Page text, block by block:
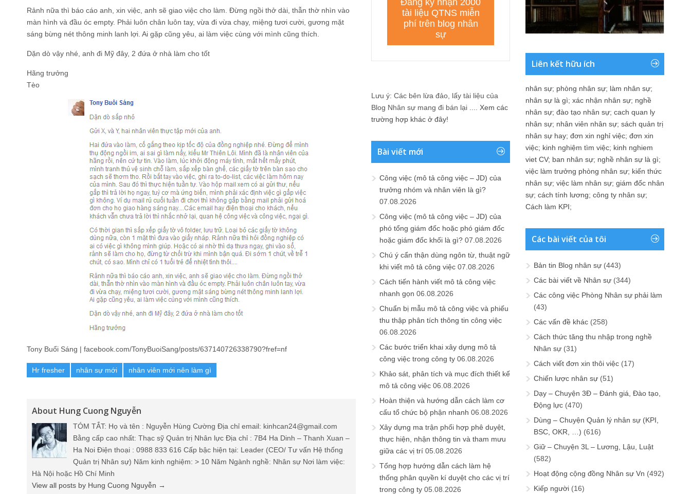
Rảnh nữa thì báo cáo anh, xin việc, anh sẽ giao việc cho làm. Đừng ngồi thở dài, thẫn thờ nhìn vào
màn hình và đầu óc empty. Phải luôn chân luôn tay, vừa đi vừa chạy, miệng tươi cười, gương mặt
sáng bừng nét thông minh lanh lợi. Ai gặp cũng yêu, ai làm việc cùng với mình cũng thích.
Dặn dò vậy nhé, anh đi Mỹ đây, 2 đứa ở nhà làm cho tốt
Hãng trưởng
Tèo
Tony Buổi Sáng | facebook.com/TonyBuoiSang/posts/637140726338790?fref=nf
Hr fresher nhân sự mới nhân viên mới nên làm gì
About Hung Cuong Nguyễn
TÓM TẮT: Họ và tên : Nguyễn Hùng Cường Địa chỉ email: kinhcan24@gmail.com
Bằng cấp cao nhất: Thạc sỹ Quản trị Nhân lực Địa chỉ : 7B4 Ha Dinh – Thanh Xuan –
Ha Noi Điện thoại : 0988 833 616 Cấp bậc hiện tại: Leader (CEO/ Tư vấn Hệ thống
Quản trị Nhân sự) Năm kinh nghiệm: > 10 Năm Ngành nghề: Nhân sự Nơi làm việc:
Hà Nội hoặc Hồ Chí Minh
View all posts by Hung Cuong Nguyễn →
Lưu ý: Các bên lừa đảo, lấy tài liệu của
Blog Nhân sự mang đi bán lại .... Xem các
trường hợp khác ở đây!
Bài viết mới
Công việc (mô tả công việc – JD) của
trưởng nhóm và nhân viên là gì?
07.08.2026
Công việc (mô tả công việc – JD) của
phó tổng giám đốc hoặc phó giám đốc
hoặc giám đốc khối là gì? 07.08.2026
Chú ý cẩn thận dùng ngôn từ, thuật ngữ
khi viết mô tả công việc 07.08.2026
Cách tiến hành viết mô tả công việc
nhanh gọn 06.08.2026
Chuẩn bị mẫu mô tả công việc và phiếu
thu thập phân tích thông tin công việc
06.08.2026
Các bước triển khai xây dựng mô tả
công việc trong công ty 06.08.2026
Khảo sát, phân tích và mục đích thiết kế
mô tả công việc 06.08.2026
Hoàn thiện và hướng dẫn cách làm cơ
cấu tổ chức bộ phận nhanh 06.08.2026
Xây dựng ma trận phối hợp phê duyệt,
thực hiện, nhận thông tin và tham mưu
giữa các vị trí 05.08.2026
Tổng hợp hướng dẫn cách làm hệ
thống phân quyền kí duyệt cho các vị trí
trong công ty 05.08.2026
Liên kết hữu ích
nhân sự; phòng nhân sự; làm nhân sự;
nhân sự là gì; xác nhận nhân sự; nghề
nhân sự; đào tạo nhân sự; cach quan ly
nhân sự; nhân viên nhân sự; sách quản trị
nhân sự hay; đơn xin nghỉ việc; đơn xin
việc; kinh nghiệm tìm việc; kinh nghiem
viet CV; ban nhân sự; nghề nhân sự là gì;
việc làm trưởng phòng nhân sự; kiến thức
nhân sự; việc làm nhân sự; giám đốc nhân
sự; cách tính lương; công ty nhân sự;
Cách làm KPI;
Các bài viết của tôi
Bản tin Blog nhân sự (443)
Các bài viết về Nhân sự (344)
Các công việc Phòng Nhân sự phải làm
(43)
Các vấn đề khác (258)
Cách thức tăng thu nhập trong nghề
Nhân sự (31)
Cách viết đơn xin thôi việc (17)
Chiến lược nhân sự (51)
Dạy – Chuyện 3Đ – Đánh giá, Đào tạo,
Động lực (470)
Dùng – Chuyện Quản lý nhân sự (KPI,
BSC, OKR, …) (616)
Giữ – Chuyện 3L – Lương, Lậu, Luật
(582)
Hoạt động cộng đồng Nhân sự Vn (492)
Kiếp người (16)